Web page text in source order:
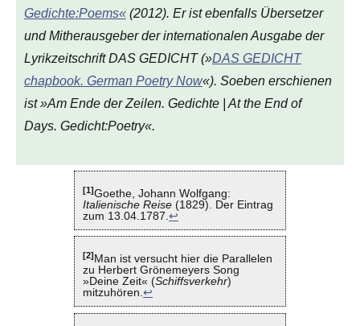
Gedichte:Poems« (2012). Er ist ebenfalls Übersetzer
und Mitherausgeber der internationalen Ausgabe der
Lyrikzeitschrift DAS GEDICHT (»DAS GEDICHT
chapbook. German Poetry Now«). Soeben erschienen
ist »Am Ende der Zeilen. Gedichte | At the End of
Days. Gedicht:Poetry«.
[1]Goethe, Johann Wolfgang:
Italienische Reise (1829). Der Eintrag
zum 13.04.1787.↩
[2]Man ist versucht hier die Parallelen
zu Herbert Grönemeyers Song
»Deine Zeit« (Schiffsverkehr)
mitzuhören.↩